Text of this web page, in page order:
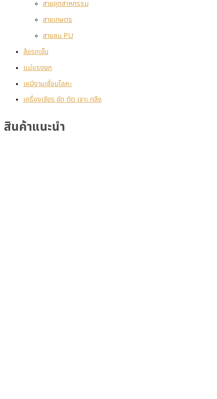
สายอุตสาหกรรม
สายเกษตร
สายลม PU
ล้อรถเข็น
แม่แรงยก
เคมีงานเชื่อมโลหะ
เครื่องเจียร ขัด ตัด เจาะ กลึง
สินค้าแนะนำ